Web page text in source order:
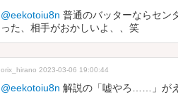
@eekotoiu8n 普通のバッターならセン
った、相手がおかしいよ、、笑
orix_hirano 2023-03-06 19:00:44
@eekotoiu8n 解説の「嘘やろ……」が